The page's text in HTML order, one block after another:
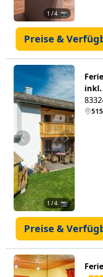
1 / 4 📷
Preise &
Zurück Weiter
1 / 4 📷
Preise &